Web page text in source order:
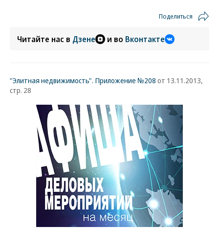
Поделиться
Читайте нас в Дзене и во Вконтакте
"Элитная недвижимость". Приложение №208 от 13.11.2013,
стр. 28